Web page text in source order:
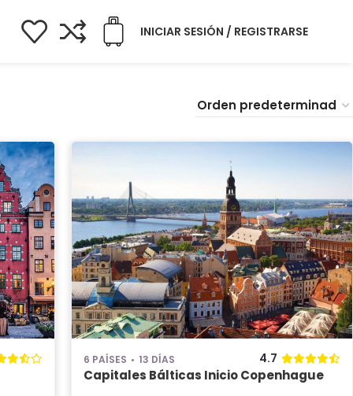
INICIAR SESIÓN / REGISTRARSE
6 PAÍSES 13 DÍAS 4.7
Capitales Bálticas Inicio Copenhague